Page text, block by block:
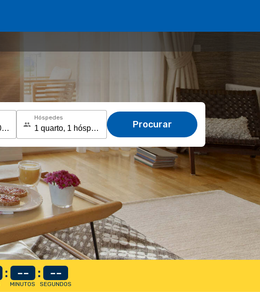
Hóspedes
Procurar
: --
MINUTOS
: --
SEGUNDOS